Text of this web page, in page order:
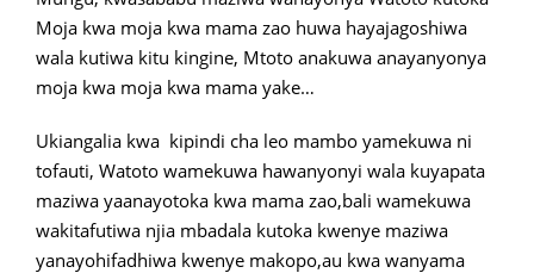
Moja kwa moja kwa mama zao huwa hayajagoshiwa
wala kutiwa kitu kingine, Mtoto anakuwa anayanyonya
moja kwa moja kwa mama yake…
Ukiangalia kwa kipindi cha leo mambo yamekuwa ni
tofauti, Watoto wamekuwa hawanyonyi wala kuyapata
maziwa yaanayotoka kwa mama zao,bali wamekuwa
wakitafutiwa njia mbadala kutoka kwenye maziwa
yanayohifadhiwa kwenye makopo,au kwa wanyama